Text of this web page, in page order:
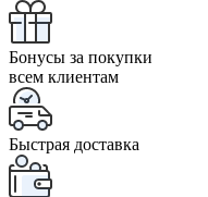
Бонусы за покупки
всем клиентам
Быстрая доставка